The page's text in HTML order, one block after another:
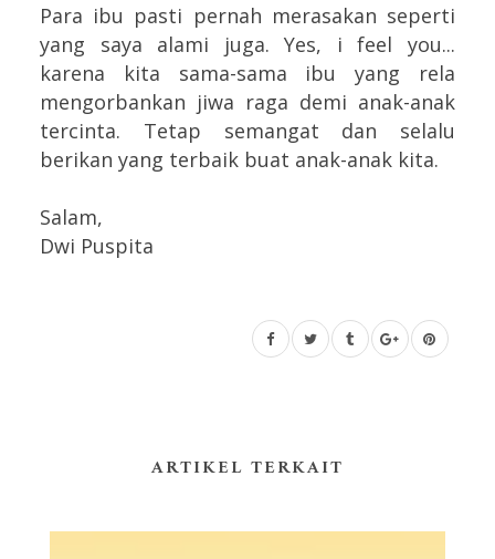
Para ibu pasti pernah merasakan seperti
yang saya alami juga. Yes, i feel you...
karena kita sama-sama ibu yang rela
mengorbankan jiwa raga demi anak-anak
tercinta. Tetap semangat dan selalu
berikan yang terbaik buat anak-anak kita.
Salam,
Dwi Puspita
ARTIKEL TERKAIT